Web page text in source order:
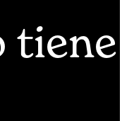
tiene